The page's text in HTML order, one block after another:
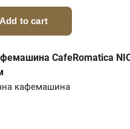
Add to cart
CafeRomatica
кафемашина